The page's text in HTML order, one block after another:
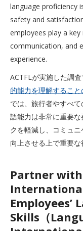
language proficiency
safety and
employees play a
communication, and
experience.
ACTFLが実施した調査
的能力を理解すること
では、旅行者やすべ
語能力は非常に重要
クを軽減し、コミュ
向上させる上で重要な
Partner
Employees’
Skills（